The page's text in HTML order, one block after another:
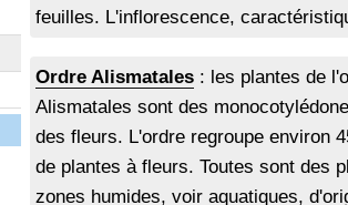
feuilles. L'inflorescence,
Ordre Alismatales : les plantes de
Alismatales sont des
des fleurs. L'ordre regroupe environ
de plantes à fleurs. Toutes sont des
zones humides, voir aquatiques,